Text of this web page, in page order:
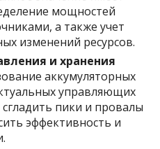
мощностей
а также учет
изменений ресурсов.
и хранения
аккумуляторных
управляющих
пики и провалы
эффективность и